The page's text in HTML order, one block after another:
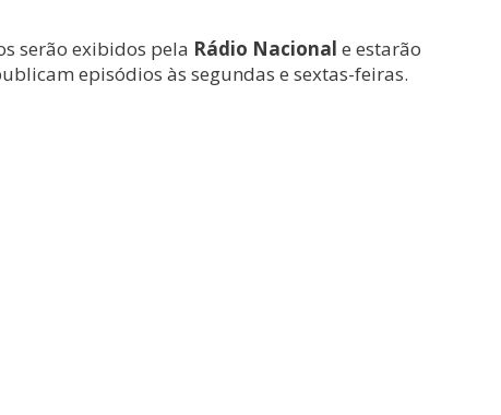
serão exibidos pela Rádio Nacional e estarão
episódios às segundas e sextas-feiras.